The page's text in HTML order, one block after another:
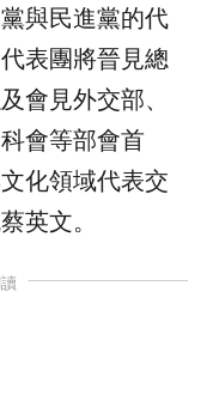
與民進黨的代
表團將晉見總
會見外交部、
會等部會首
化領域代表交
英文。